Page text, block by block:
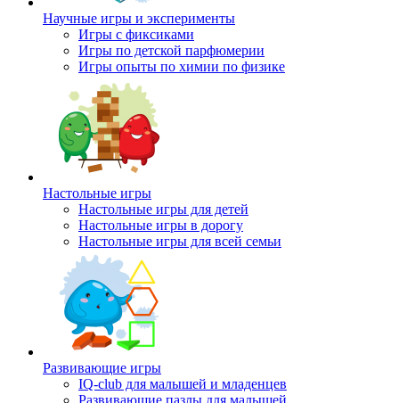
Научные игры и эксперименты
Игры с фиксиками
Игры по детской парфюмерии
Игры опыты по химии по физике
Настольные игры
Настольные игры для детей
Настольные игры в дорогу
Настольные игры для всей семьи
Развивающие игры
IQ-club для малышей и младенцев
Развивающие пазлы для малышей